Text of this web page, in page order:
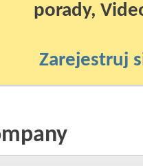
porady,
Zarejestruj